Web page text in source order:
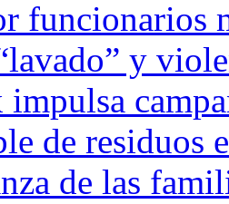
funcionarios
y
de residuos
de las